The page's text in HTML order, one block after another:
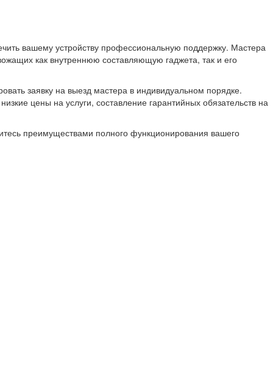
вашему устройству профессиональную поддержку. Мастера
как внутреннюю составляющую гаджета, так и его
заявку на выезд мастера в индивидуальном порядке.
цены на услуги, составление гарантийных обязательств на
преимуществами полного функционирования вашего